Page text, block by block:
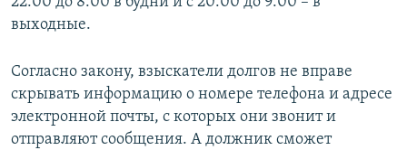
выходные.
Согласно закону, взыскатели долгов не вправе
скрывать информацию о номере телефона и адресе
электронной почты, с которых они звонит и
отправляют сообщения. А должник сможет